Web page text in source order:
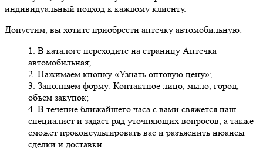
индивидуальный подход к каждому клиенту.
Допустим, вы хотите приобрести аптечку автомобильную:
1. В каталоге переходите на страницу Аптечка
автомобильная;
2. Нажимаем кнопку «Узнать оптовую цену»;
3. Заполняем форму: Контактное лицо, мыло, город,
объем закупок;
4. В течение ближайшего часа с вами свяжется наш
специалист и задаст ряд уточняющих вопросов, а также
сможет проконсультировать вас и разъяснить нюансы
сделки и доставки.